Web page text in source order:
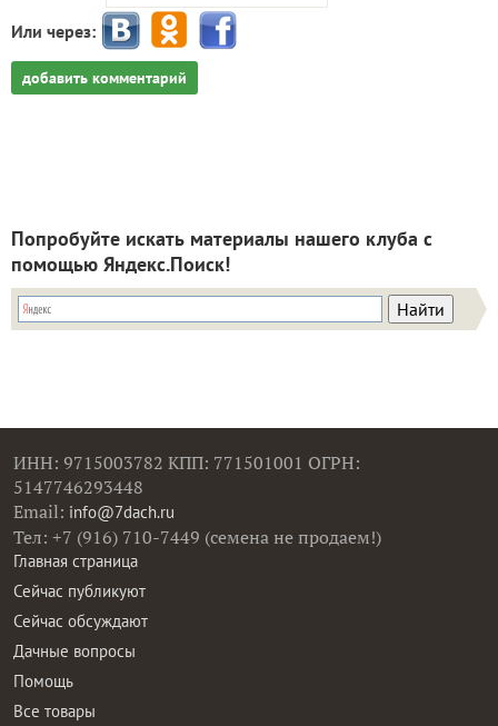
Или через:
добавить комментарий
Попробуйте искать материалы нашего клуба с
помощью Яндекс.Поиск!
ИНН: 9715003782 КПП: 771501001 ОГРН:
5147746293448
Email: info@7dach.ru
Тел: +7 (916) 710-7449 (семена не продаем!)
Главная страница
Сейчас публикуют
Сейчас обсуждают
Дачные вопросы
Помощь
Все товары